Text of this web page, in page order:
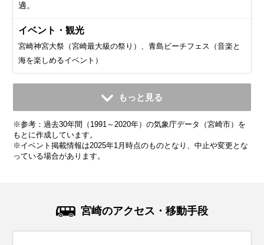
適。
イベント・観光
宮崎神宮大祭（宮崎最大級の祭り）、青島ビーチフェス（音楽と
海を楽しめるイベント）
11月
平均気温・降水量
14.7℃ 105.7mm
気候・服装
11月の宮崎は平均気温が14℃前後に。日中は過ごしやすいも
12月
平均気温・降水量
9.7℃ 74.9mm
気候・服装
12月の宮崎は冬の寒さが本格化し、平均気温は9℃前後。厚
1月
平均気温・降水量
7.8℃ 72.7mm
気候・服装
1月の宮崎は冬の寒さが続きますが、「本州の各地と比べる
2月
平均気温・降水量
8.9℃ 95.8mm
気候・服装
2月も宮崎は冬の寒さが続きますが、後半になるにつれ、暖
3月
平均気温・降水量
12.1℃ 155.7mm
気候・服装
南国宮崎は春の訪れが早く、3月初旬になると春の気配が感
4月
平均気温・降水量
16.4℃ 194.5mm
気候・服装
4月は宮崎の気候が穏やかになり、日中は過ごしやすくなり
5月
平均気温・降水量
20.3℃ 227.6mm
気候・服装
5月の宮崎は気温がぐっと上がり、日中は半袖でも快適に過
6月
平均気温・降水量
23.2℃ 516.3mm
気候・服装
6月の宮崎は梅雨の時期に入り、雨の日が多くなります。湿
7月
平均気温・降水量
27.3℃ 339.3mm
気候・服装
7月の宮崎は本格的な夏の暑さに突入し、平均気温は27℃前
もっと見る
※参考：過去30年間（1991～2020年）の気象庁データ（宮崎市）を
もとに作成しています。
※イベント掲載情報は2025年1月時点のものとなり、中止や変更とな
っている場合があります。
宮崎のアクセス・移動手段